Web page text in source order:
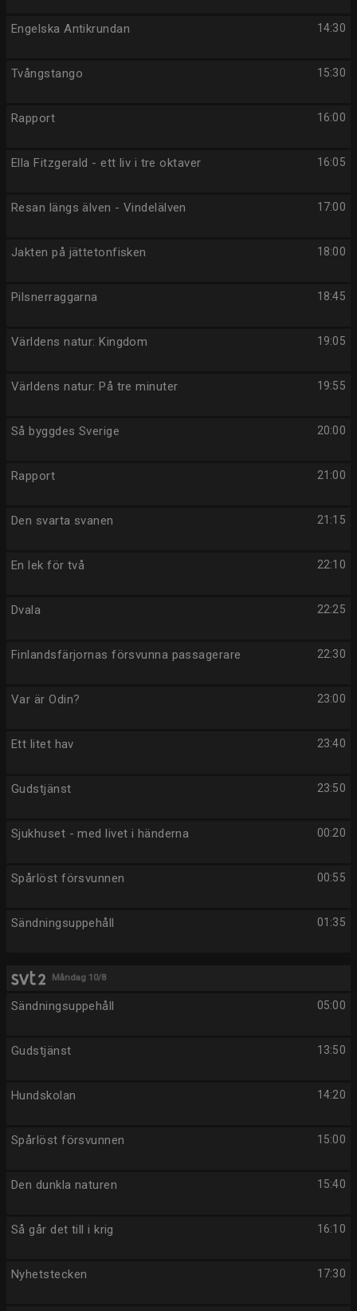
14:30
Engelska Antikrundan
15:30
Tvångstango
16:00
Rapport
16:05
Ella Fitzgerald - ett liv i tre oktaver
17:00
Resan längs älven - Vindelälven
18:00
Jakten på jättetonfisken
18:45
Pilsnerraggarna
19:05
Världens natur: Kingdom
19:55
Världens natur: På tre minuter
20:00
Så byggdes Sverige
21:00
Rapport
21:15
Den svarta svanen
22:10
En lek för två
22:25
Dvala
22:30
Finlandsfärjornas försvunna passagerare
23:00
Var är Odin?
23:40
Ett litet hav
23:50
Gudstjänst
00:20
Sjukhuset - med livet i händerna
00:55
Spårlöst försvunnen
01:35
Sändningsuppehåll
Måndag 10/8
05:00
Sändningsuppehåll
13:50
Gudstjänst
14:20
Hundskolan
15:00
Spårlöst försvunnen
15:40
Den dunkla naturen
16:10
Så går det till i krig
17:30
Nyhetstecken